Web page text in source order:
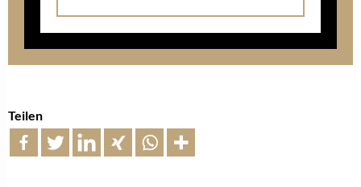
Teilen